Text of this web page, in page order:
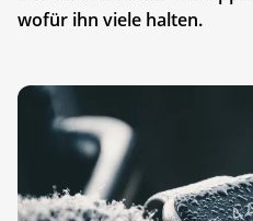
wofür ihn viele halten.